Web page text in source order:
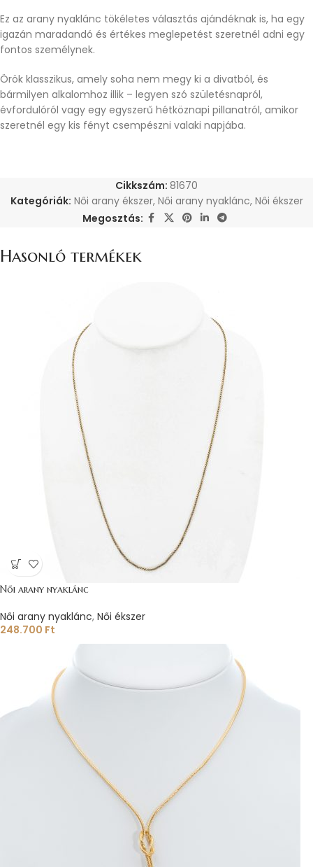
Ez az arany nyaklánc tökéletes választás ajándéknak is, ha egy
igazán maradandó és értékes meglepetést szeretnél adni egy
fontos személynek.
Örök klasszikus, amely soha nem megy ki a divatból, és
bármilyen alkalomhoz illik – legyen szó születésnapról,
évfordulóról vagy egy egyszerű hétköznapi pillanatról, amikor
szeretnél egy kis fényt csempészni valaki napjába.
Cikkszám: 81670
Kategóriák: Női arany ékszer, Női arany nyaklánc, Női ékszer
Megosztás:
Hasonló termékek
Női arany nyaklánc
Női arany nyaklánc, Női ékszer
248.700 Ft